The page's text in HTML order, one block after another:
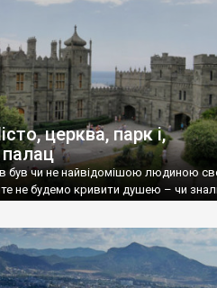
церква, парк і,
був чи не найвідомішою людиною
не будемо кривити душею – чи